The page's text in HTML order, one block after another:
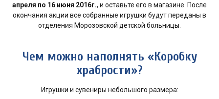
апреля по 16 июня 2016г., и оставьте его в магазине. После
окончания акции все собранные игрушки будут переданы в
отделения Морозовской детской больницы.
Чем можно наполнять «Коробку
храбрости»?
Игрушки и сувениры небольшого размера: